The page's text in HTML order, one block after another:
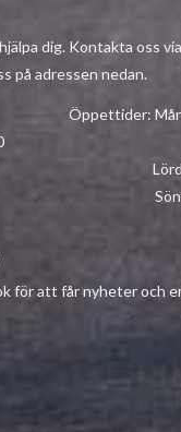
dig. Kontakta oss
på adressen nedan.
Öppettider:
Lördag
67 Söndag
för att får nyheter och